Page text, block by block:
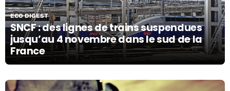
SNCF : des lignes de trains suspendues
jusqu’au 4 novembre dans le sud de la
France
ECO DIGEST
24/10/19